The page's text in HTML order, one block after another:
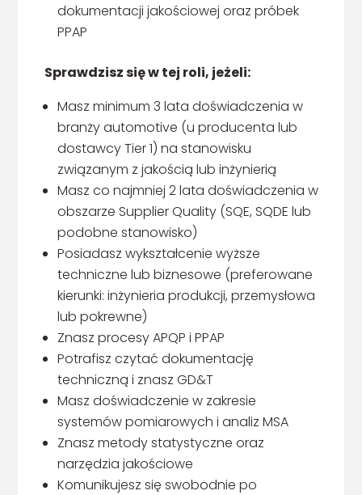
dokumentacji jakościowej oraz próbek
PPAP
Sprawdzisz się w tej roli, jeżeli:
Masz minimum 3 lata doświadczenia w
branży automotive (u producenta lub
dostawcy Tier 1) na stanowisku
związanym z jakością lub inżynierią
Masz co najmniej 2 lata doświadczenia w
obszarze Supplier Quality (SQE, SQDE lub
podobne stanowisko)
Posiadasz wykształcenie wyższe
techniczne lub biznesowe (preferowane
kierunki: inżynieria produkcji, przemysłowa
lub pokrewne)
Znasz procesy APQP i PPAP
Potrafisz czytać dokumentację
techniczną i znasz GD&T
Masz doświadczenie w zakresie
systemów pomiarowych i analiz MSA
Znasz metody statystyczne oraz
narzędzia jakościowe
Komunikujesz się swobodnie po